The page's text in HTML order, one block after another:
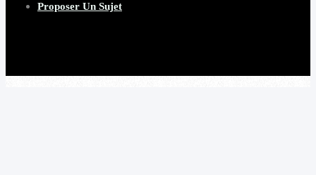
Proposer Un Sujet